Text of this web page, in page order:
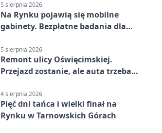
5 sierpnia 2026
Na Rynku pojawią się mobilne
gabinety. Bezpłatne badania dla
5 sierpnia 2026
Remont ulicy Oświęcimskiej.
Przejazd zostanie, ale auta trzeba
4 sierpnia 2026
Pięć dni tańca i wielki finał na
Rynku w Tarnowskich Górach